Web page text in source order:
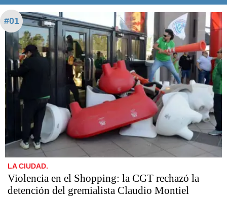
#01
LA CIUDAD.
Violencia en el Shopping: la CGT rechazó la
detención del gremialista Claudio Montiel